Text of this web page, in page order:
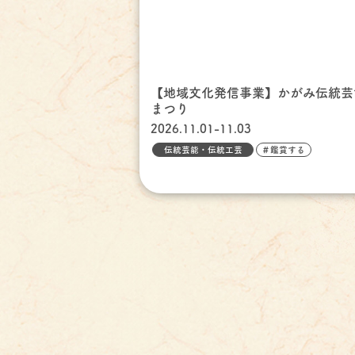
【地域文化発信事業】かがみ伝統
まつり
2026.11.01-11.03
伝統芸能・伝統工芸 ＃鑑賞する